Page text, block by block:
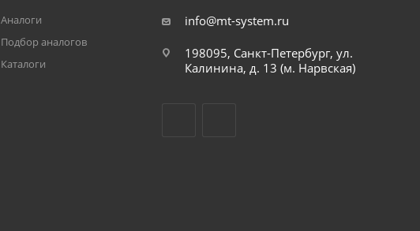
Аналоги
Подбор аналогов
Каталоги
info@mt-system.ru
198095, Санкт-Петербург, ул.
Калинина, д. 13 (м. Нарвская)